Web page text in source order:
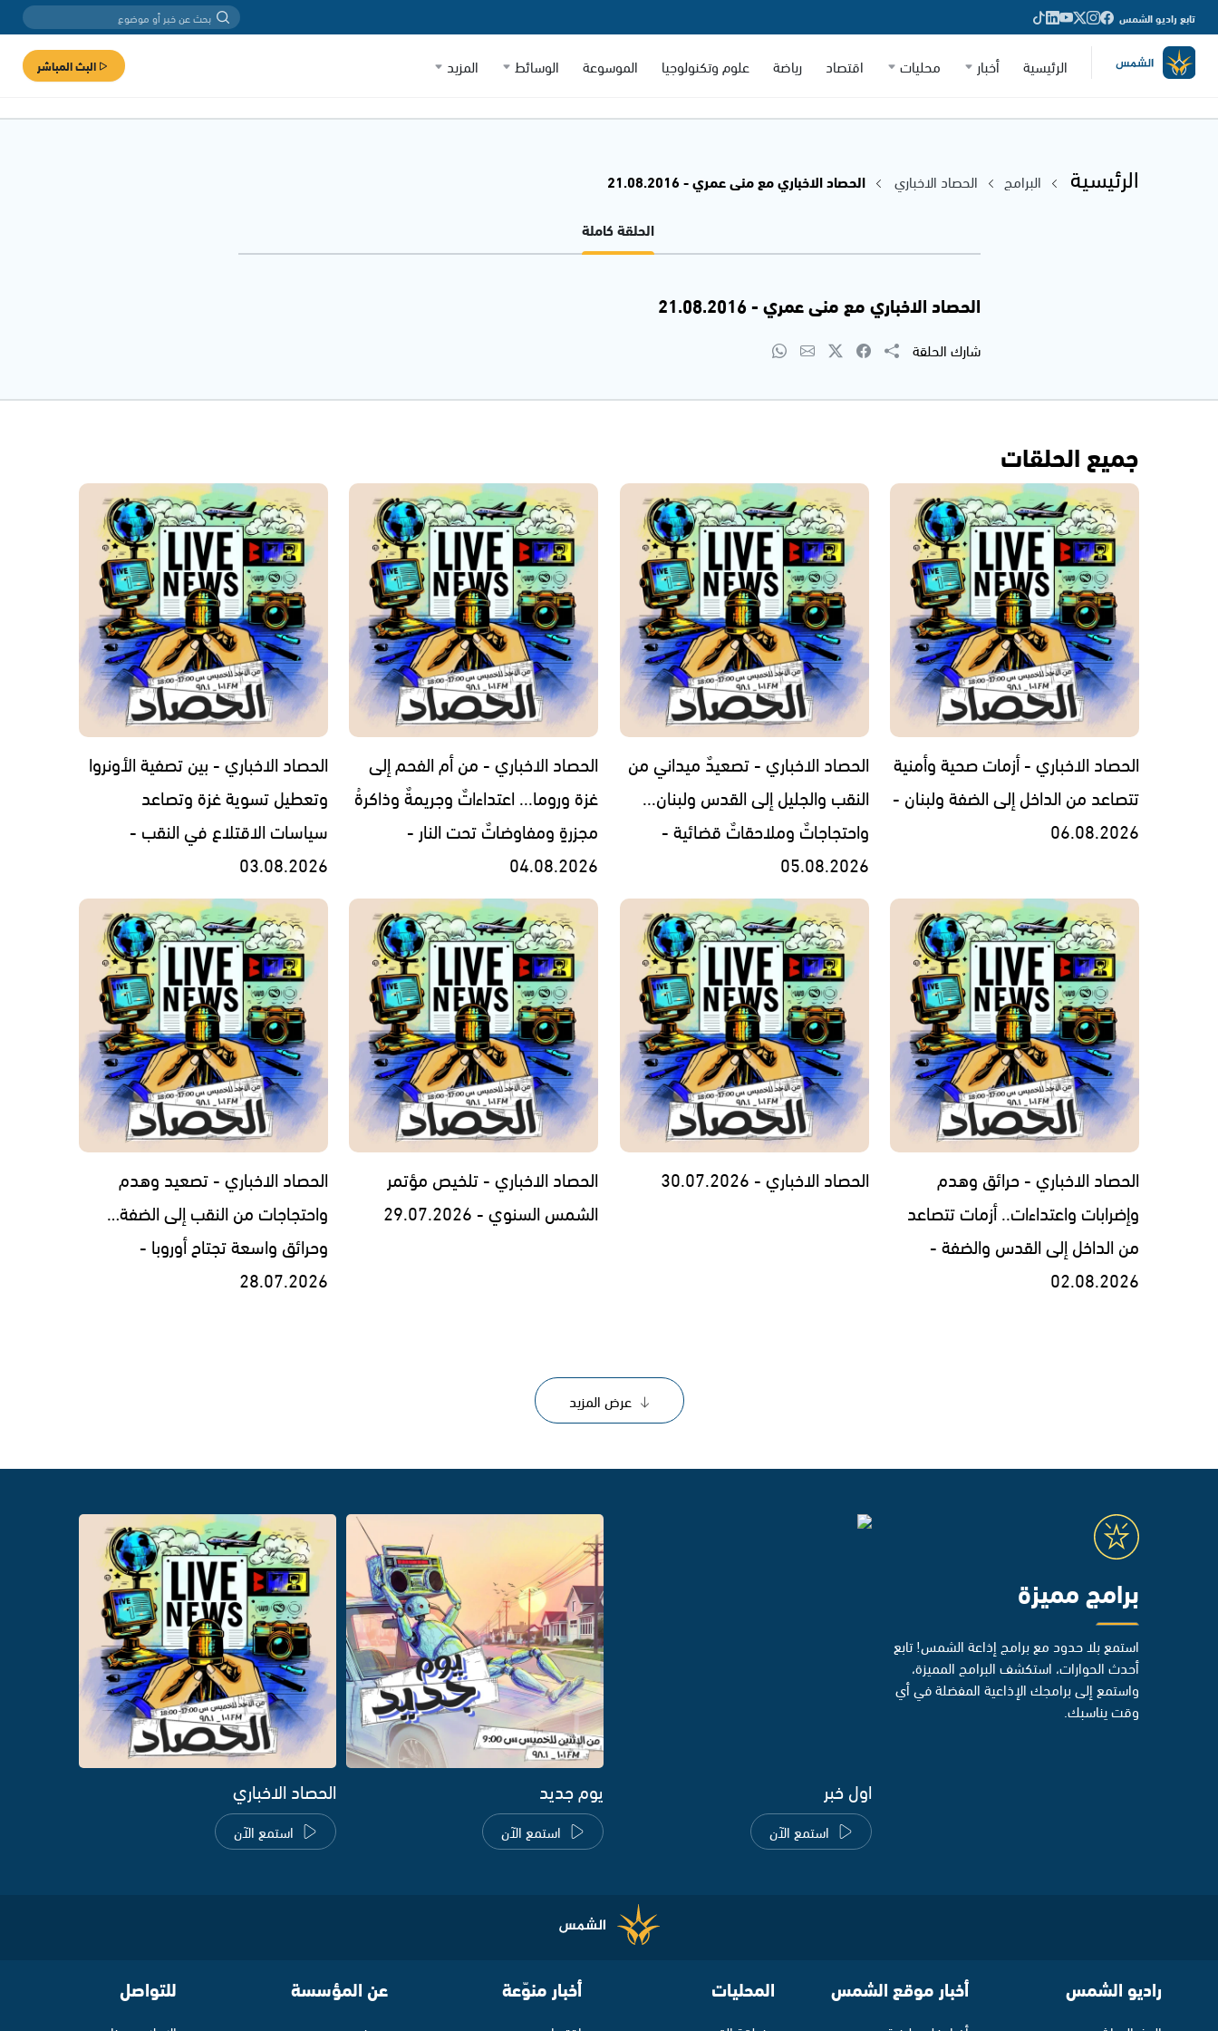
تابع راديو الشمس
الرئيسية أخبار محليات اقتصاد رياضة علوم وتكنولوجيا الموسوعة الوسائط المزيد البث المباشر
الرئيسية البرامج الحصاد الاخباري
الحصاد الاخباري مع منى عمري - 21.08.2016
الحلقة كاملة
الحصاد الاخباري مع منى عمري - 21.08.2016
شارك الحلقة
جميع الحلقات
الحصاد الاخباري - أزمات صحية وأمنية
تتصاعد من الداخل إلى الضفة ولبنان -
06.08.2026
الحصاد الاخباري - تصعيدٌ ميداني من
النقب والجليل إلى القدس ولبنان...
واحتجاجاتٌ وملاحقاتٌ قضائية -
05.08.2026
الحصاد الاخباري - من أم الفحم إلى
غزة وروما... اعتداءاتٌ وجريمةٌ وذاكرةُ
مجزرةٍ ومفاوضاتٌ تحت النار -
04.08.2026
الحصاد الاخباري - بين تصفية الأونروا
وتعطيل تسوية غزة وتصاعد
سياسات الاقتلاع في النقب -
03.08.2026
الحصاد الاخباري - حرائق وهدم
وإضرابات واعتداءات.. أزمات تتصاعد
من الداخل إلى القدس والضفة -
02.08.2026
الحصاد الاخباري - 30.07.2026
الحصاد الاخباري - تلخيص مؤتمر
الشمس السنوي - 29.07.2026
الحصاد الاخباري - تصعيد وهدم
واحتجاجات من النقب إلى الضفة…
وحرائق واسعة تجتاح أوروبا -
28.07.2026
عرض المزيد
برامج مميزة
استمع بلا حدود مع برامج إذاعة الشمس! تابع
أحدث الحوارات، استكشف البرامج المميزة،
واستمع إلى برامجك الإذاعية المفضلة في أي
وقت يناسبك.
اول خبر
استمع الآن
يوم جديد
استمع الآن
الحصاد الاخباري
استمع الآن
راديو الشمس أخبار موقع الشمس المحليات أخبار منوّعة عن المؤسسة للتواصل